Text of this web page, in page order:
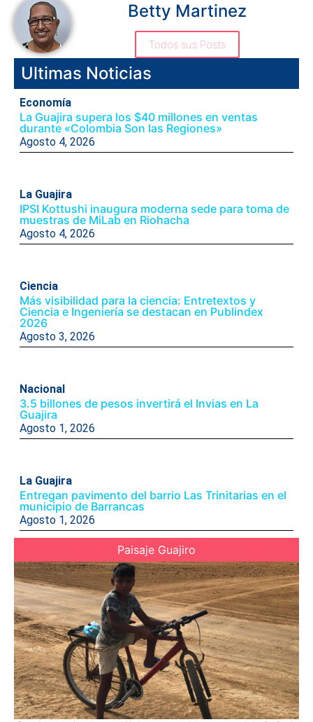
Betty Martinez
Todos sus Posts
Ultimas Noticias
Economía
La Guajira supera los $40 millones en ventas
durante «Colombia Son las Regiones»
Agosto 4, 2026
La Guajira
IPSI Kottushi inaugura moderna sede para toma de
muestras de MiLab en Riohacha
Agosto 4, 2026
Ciencia
Más visibilidad para la ciencia: Entretextos y
Ciencia e Ingeniería se destacan en Publindex
2026
Agosto 3, 2026
Nacional
3.5 billones de pesos invertirá el Invias en La
Guajira
Agosto 1, 2026
La Guajira
Entregan pavimento del barrio Las Trinitarias en el
municipio de Barrancas
Agosto 1, 2026
Paisaje Guajiro